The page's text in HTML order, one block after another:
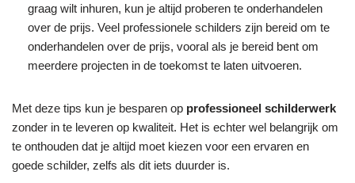
graag wilt inhuren, kun je altijd proberen te onderhandelen
over de prijs. Veel professionele schilders zijn bereid om te
onderhandelen over de prijs, vooral als je bereid bent om
meerdere projecten in de toekomst te laten uitvoeren.
Met deze tips kun je besparen op professioneel schilderwerk
zonder in te leveren op kwaliteit. Het is echter wel belangrijk om
te onthouden dat je altijd moet kiezen voor een ervaren en
goede schilder, zelfs als dit iets duurder is.